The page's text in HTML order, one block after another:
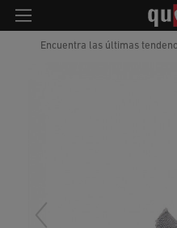
Encuentra las últimas